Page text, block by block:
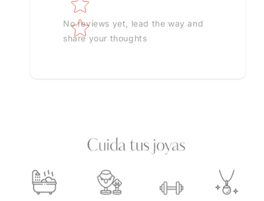
No reviews yet, lead the way and
share your thoughts